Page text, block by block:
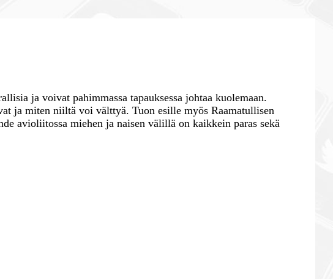
ja voivat pahimmassa tapauksessa johtaa kuolemaan.
ja miten niiltä voi välttyä. Tuon esille myös Raamatullisen
avioliitossa miehen ja naisen välillä on kaikkein paras sekä